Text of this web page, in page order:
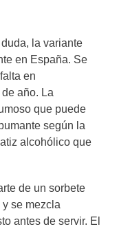
la variante
en España. Se
en
año. La
que puede
según la
alcohólico que
de un sorbete
se mezcla
antes de servir. El